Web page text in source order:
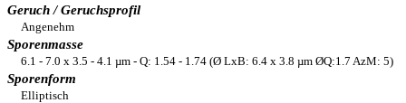
Geruch / Geruchsprofil
Angenehm
Sporenmasse
6.1 - 7.0 x 3.5 - 4.1 µm - Q: 1.54 - 1.74 (Ø LxB: 6.4 x 3.8 µm ØQ:1.7 AzM: 5)
Sporenform
Elliptisch